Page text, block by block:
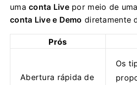
umaconta Livepor meio de uma
conta Live e Demo diretamente
Prós
Abertura rápida de
Os